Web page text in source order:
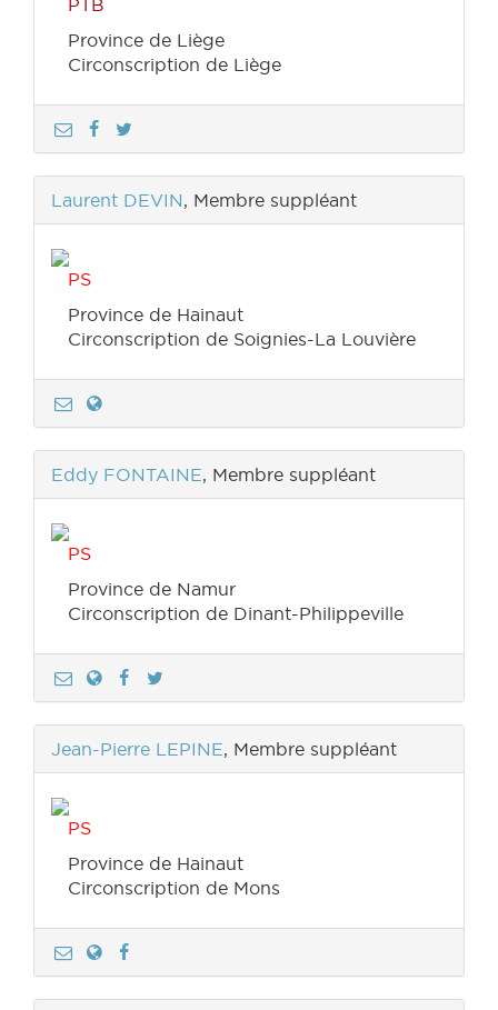
Province de Liège
Circonscription de Liège
Laurent DEVIN, Membre suppléant
PS
Province de Hainaut
Circonscription de Soignies-La Louvière
Eddy FONTAINE, Membre suppléant
PS
Province de Namur
Circonscription de Dinant-Philippeville
Jean-Pierre LEPINE, Membre suppléant
PS
Province de Hainaut
Circonscription de Mons